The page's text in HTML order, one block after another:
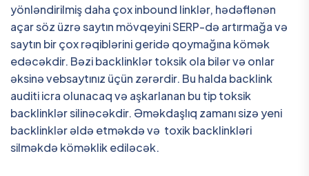
yönləndirilmiş daha çox inbound linklər, hədəflənən
açar söz üzrə saytın mövqeyini SERP-də artırmağa və
saytın bir çox rəqiblərini geridə qoymağına kömək
edəcəkdir. Bəzi backlinklər toksik ola bilər və onlar
əksinə vebsaytınız üçün zərərdir. Bu halda backlink
auditi icra olunacaq və aşkarlanan bu tip toksik
backlinklər silinəcəkdir. Əməkdaşlıq zamanı sizə yeni
backlinklər əldə etməkdə və toxik backlinkləri
silməkdə köməklik ediləcək.